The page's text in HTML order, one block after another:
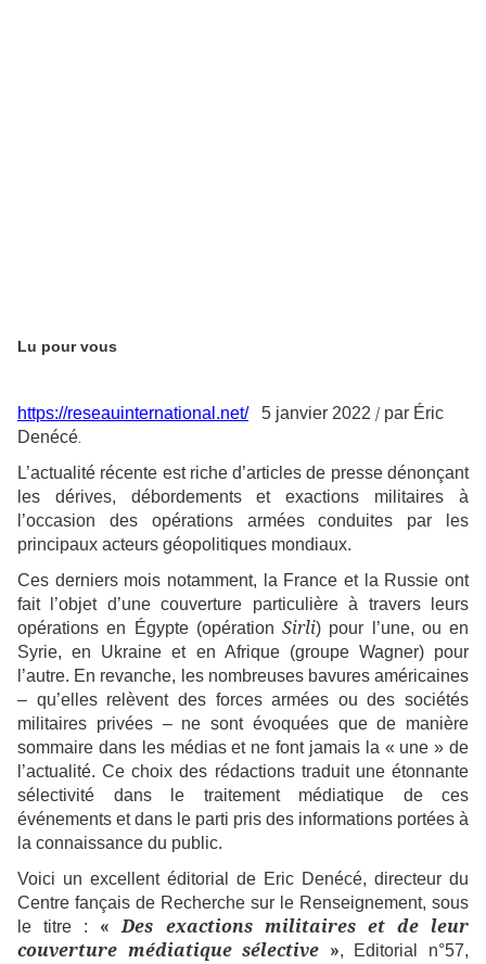
Lu pour vous
https://reseauinternational.net/5 janvier 2022 / par Éric
Denécé.
L’actualité récente est riche d’articles de presse dénonçant
les dérives, débordements et exactions militaires à
l’occasion des opérations armées conduites par les
principaux acteurs géopolitiques mondiaux.
Ces derniers mois notamment, la France et la Russie ont
fait l’objet d’une couverture particulière à travers leurs
opérations en Égypte (opération Sirli) pour l’une, ou en
Syrie, en Ukraine et en Afrique (groupe Wagner) pour
l’autre. En revanche, les nombreuses bavures américaines
– qu’elles relèvent des forces armées ou des sociétés
militaires privées – ne sont évoquées que de manière
sommaire dans les médias et ne font jamais la « une » de
l’actualité. Ce choix des rédactions traduit une étonnante
sélectivité dans le traitement médiatique de ces
événements et dans le parti pris des informations portées à
la connaissance du public.
Voici un excellent éditorial de Eric Denécé, directeur du
Centre fançais de Recherche sur le Renseignement, sous
le titre : «Des exactions militaires et de leur
couverture médiatique sélective », Editorial n°57,